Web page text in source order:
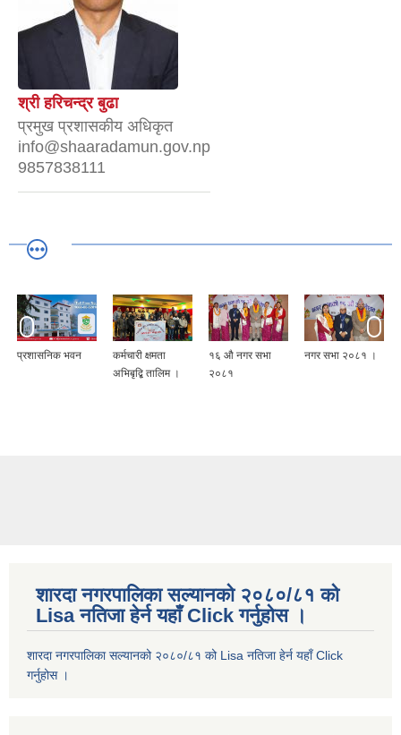
श्री हरिचन्द्र बुढा
प्रमुख प्रशासकीय अधिकृत
info@shaaradamun.gov.np
9857838111
प्रशासनिक भवन
कर्मचारी क्षमता
अभिबृद्बि तालिम ।
१६ औ नगर सभा
२०८१
नगर सभा २०८१ ।
शारदा नगरपालिका सल्यानको २०८०/८१ को
Lisa नतिजा हेर्न यहाँ Click गर्नुहोस ।
शारदा नगरपालिका सल्यानको २०८०/८१ को Lisa नतिजा हेर्न यहाँ Click
गर्नुहोस ।